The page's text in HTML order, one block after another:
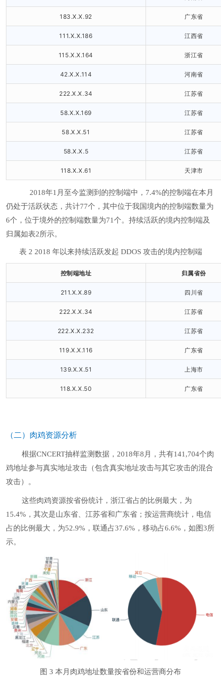
183.X.X.92 广东省
111.X.X.186 江西省
115.X.X.164 浙江省
42.X.X.114 河南省
222.X.X.34 江苏省
58.X.X.169 江苏省
58.X.X.51 江苏省
58.X.X.5 江苏省
118.X.X.61 天津市
2018年1月至今监测到的控制端中，7.4%的控制端在本月
仍处于活跃状态，共计77个，其中位于我国境内的控制端数量为
6个，位于境外的控制端数量为71个。持续活跃的境内控制端及
归属如表2所示。
表 2 2018 年以来持续活跃发起 DDOS 攻击的境内控制端
控制端地址 归属省份
211.X.X.89 四川省
222.X.X.34 江苏省
222.X.X.232 江苏省
119.X.X.116 广东省
139.X.X.51 上海市
118.X.X.50 广东省
（二）肉鸡资源分析
根据CNCERT抽样监测数据，2018年8月，共有141,704个肉
鸡地址参与真实地址攻击（包含真实地址攻击与其它攻击的混合
攻击）。
这些肉鸡资源按省份统计，浙江省占的比例最大，为
15.4%，其次是山东省、江苏省和广东省；按运营商统计，电信
占的比例最大，为52.9%，联通占37.6%，移动占6.6%，如图3所
示。
图 3 本月肉鸡地址数量按省份和运营商分布